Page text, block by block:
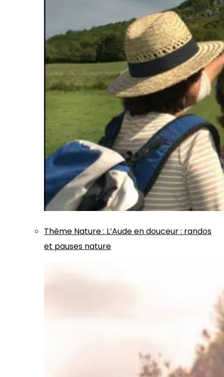
Thème Nature: L’Aude en douceur : randos
et pauses nature